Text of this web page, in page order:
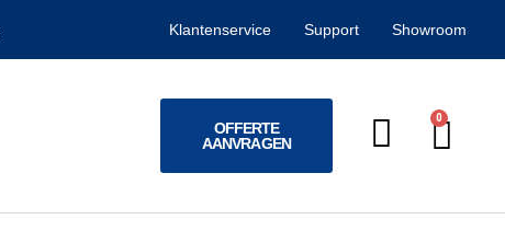
Klantenservice Support Showroom
OFFERTE
AANVRAGEN
0